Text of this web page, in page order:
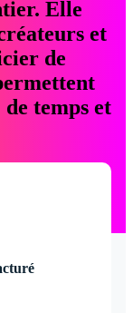
Elle
et
de
temps et